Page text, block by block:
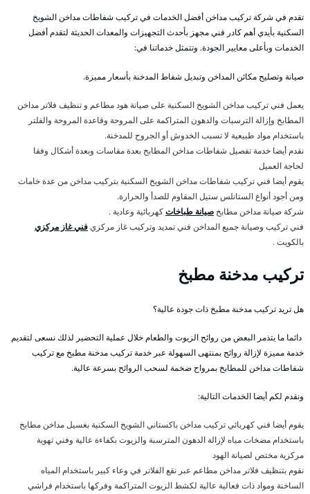
تقدم في شركة تركيب مداخن أفضل الخدمات في تركيب شفاطات مداخن الشويخ
السكنية بأيدي أهم كادر فني مجهز بأحدث التجهيزات والمعدات الحديثة لتقدم أفضل
الخدمات وبأعلى معايير الجودة. وتتمثل خدماتنا في:
صيانة وتصليح مكائن المداخن وتبديل شفاط المدخنة بأسعار مميزة.
يعمل فني تركيب مداخن الشويخ السكنية على صيانة هود مطاعم و تنظيف فلاتر مداخن
المطابخ وإزالة الترسبات والدهون المتراكمة على المروحة وقاعدة المروحة والفلتر
باستخدام مواد طبيعية لا تسبب الخدوش أو الجروح للمدخنة.
نقدم أيضا خدمة تفصيل شفاطات مداخن المطابخ بعدة مقاسات وبعدة أشكال وفقا
لحاجة العميل
يقوم أيضا فني تركيب شفاطات مداخن الشويخ السكنية بتركيب مداخن من عدة خامات
ومن أجود أنواع الستانلس ستيل المقاوم للصدأ والحرارة.
شركة صيانة مداخن مطابخ صيانة طباخاتكهربائية وعادية .
فني تركيب وصيانة جميع المداخن فني تمديد وتركيب غاز مركزيفني غاز مركزي
بالكويت .
تركيب مدخنة مطبخ
هل تريد تركيب مدخنة مطبخ ذات جودة عالية؟
دائما ما يتذمر البعض من روائح الزيوت والطعام خلال عملية التحضير لذلك نسعى لتقديم
خدمة مميزة لإزالة روائح بمنتهى السهولة عبر خدمة تركيب مدخنة مطبخ مع تركيب
شفاطات مداخن للمطابخ بمرواح ضخمة لسحب الروائح بسرعة عالية.
ونقدم لكم أيضا الخدمات التالية:
يقوم أيضا فني كهربائي تركيب مداخن باكستاني الشويخ السكنية بغسيل مداخن مطابخ
باستخدام مضخات مياه لإزالة الدهون المترسبة والزيوت بكفاءة عالية وفني تهوية
مركزية مختص لصيانة الهود
نقوم بتنظيف فلاتر مداخن مطاعم عبر نقع الفلاتر في وعاء كبير باستخدام المياه
الساخنة ومواد ذات فعالية عالية لكشط الزيوت المتراكمة وفركها باستخدام فراشي